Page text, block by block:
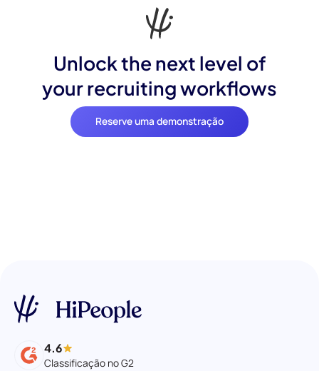
Unlock the next level of
your recruiting workflows
Reserve uma demonstração
4.6
Classificação no G2